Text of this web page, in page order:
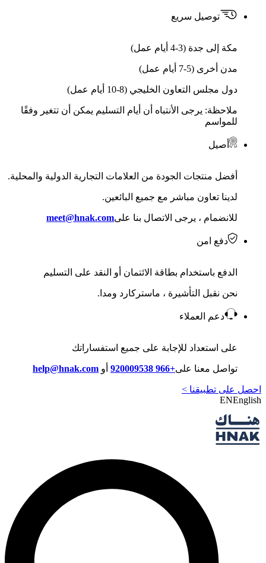
توصيل سريع
مكة إلى جدة (3-4 أيام عمل)
مدن أخرى (5-7 أيام عمل)
دول مجلس التعاون الخليجي (8-10 أيام عمل)
ملاحظة: يرجى الأنتباه أن أيام التسليم يمكن أن تتغير وفقًا
للمواسم
أصيل
أفضل منتجات الجودة من العلامات التجارية الدولية والمحلية.
لدينا تعاون مباشر مع جميع البائعين.
للانضمام ، يرجى الاتصال بنا علىmeet@hnak.com
دفع امن
الدفع باستخدام بطاقة الائتمان أو النقد على التسليم
نحن نقبل التأشيرة ، ماستركارد ومدا.
دعم العملاء
على استعداد للإجابة على جميع استفساراتك
تواصل معنا على+966 920009538 أو help@hnak.com
احصل على تطبيقنا >
ENEnglish